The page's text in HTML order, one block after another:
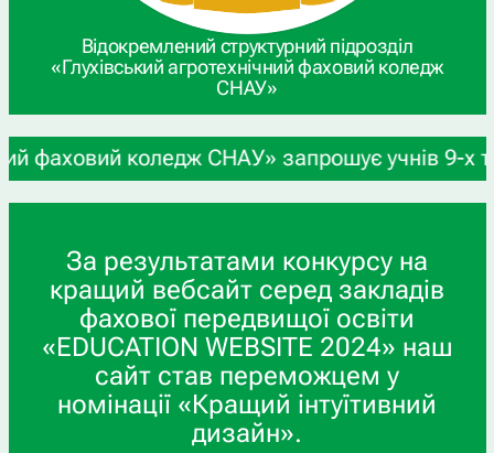
Відокремлений структурний підрозділ
«Глухівський агротехнічний фаховий коледж
СНАУ»
СНАУ» запрошує учнів 9-х та 11-х
За результатами конкурсу на
кращий вебсайт серед закладів
фахової передвищої освіти
«EDUCATION WEBSITE 2024» наш
сайт став переможцем у
номінації «Кращий інтуїтивний
дизайн».